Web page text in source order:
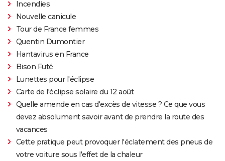
Incendies
Nouvelle canicule
Tour de France femmes
Quentin Dumontier
Hantavirus en France
Bison Futé
Lunettes pour l'éclipse
Carte de l'éclipse solaire du 12 août
Quelle amende en cas d'excès de vitesse ? Ce que vous
devez absolument savoir avant de prendre la route des
vacances
Cette pratique peut provoquer l'éclatement des pneus de
votre voiture sous l'effet de la chaleur